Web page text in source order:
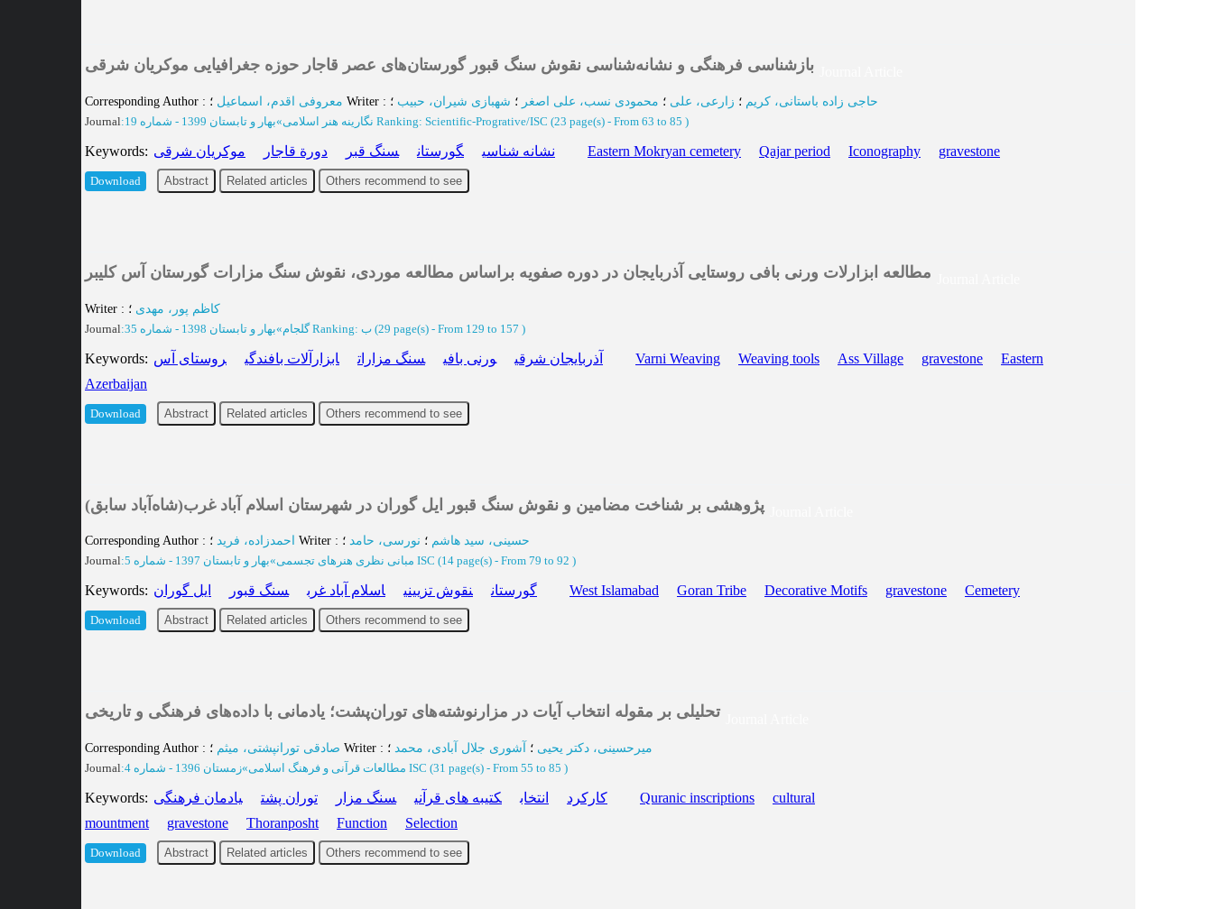
بازشناسی فرهنگی و نشانه‌شناسی نقوش سنگ قبور گورستان‌های عصر قاجار حوزه جغرافیایی موکریان شرقی
Corresponding Author : معروفی اقدم، اسماعیل Writer : حاجی زاده باستانی، کریم ؛ زارعی، علی ؛ محمودی نسب، علی اصغر ؛ شهبازی شیران، حبیب ؛
Journal: نگارینه هنر اسلامی»بهار و تابستان 1399 - شماره 19 Ranking: Scientific-Progrative/ISC (‎23 page(s) - From 63 to 85 )
Keywords: نشانه شناسی گورستان سنگ قبر دورة قاجار موکریان شرقی Eastern Mokryan cemetery Qajar period Iconography gravestone
Download Abstract Related articles Others recommend to see
مطالعه ابزارلات ورنی بافی روستایی آذربایجان در دوره صفویه براساس مطالعه موردی، نقوش سنگ مزارات گورستان آس کلیبر
Writer : کاظم پور، مهدی ؛
Journal: گلجام»بهار و تابستان 1398 - شماره 35 Ranking: ب (‎29 page(s) - From 129 to 157 )
Keywords: آذربایجان شرقی ورنی بافی سنگ مزارات ابزارآلات بافندگی روستای آس Varni Weaving Weaving tools Ass Village gravestone
Eastern
Azerbaijan
Download Abstract Related articles Others recommend to see
پژوهشی بر شناخت مضامین و نقوش سنگ قبور ایل گوران در شهرستان اسلام آباد غرب(شاه‌آباد سابق)
Corresponding Author : احمدزاده، فرید Writer : حسینی، سید هاشم ؛ نورسی، حامد ؛
Journal: مبانی نظری هنرهای تجسمی»بهار و تابستان 1397 - شماره 5 ISC (‎14 page(s) - From 79 to 92 )
Keywords: گورستان نقوش تزیینی اسلام آباد غرب سنگ قبور ایل گوران West Islamabad Goran Tribe Decorative Motifs gravestone Cemetery
Download Abstract Related articles Others recommend to see
تحلیلی بر مقوله انتخاب آیات در مزارنوشته‌های توران‌پشت؛ یادمانی با داده‌های فرهنگی و تاریخی
Corresponding Author : صادقی تورانپشتی، میثم Writer : میرحسینی، دکتر یحیی ؛ آشوری جلال آبادی، محمد ؛
Journal: مطالعات قرآنی و فرهنگ اسلامی»زمستان 1396 - شماره 4 ISC (‎31 page(s) - From 55 to 85 )
Keywords: کارکرد انتخاب کتیبه های قرآنی سنگ مزار توران پشت یادمان فرهنگی Quranic inscriptions
cultural
mountment
gravestone Thoranposht Function Selection
Download Abstract Related articles Others recommend to see